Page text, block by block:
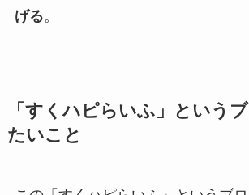
げる。
「すくハピらいふ」という
たいこと